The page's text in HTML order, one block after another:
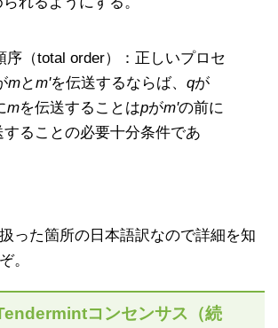
序（total order）：正しいプロセ
mとm'を伝送するならば、 qが
mを伝送することはpがm'の前に
することの必要十分条件であ
った箇所の日本語訳なので詳細を知
。
コンセンサス（続